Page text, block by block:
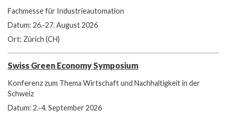
Fachmesse für Industrieautomation
Datum: 26.-27. August 2026
Ort: Zürich (CH)
Swiss Green Economy Symposium
Konferenz zum Thema Wirtschaft und Nachhaltigkeit in der
Schweiz
Datum: 2.-4. September 2026